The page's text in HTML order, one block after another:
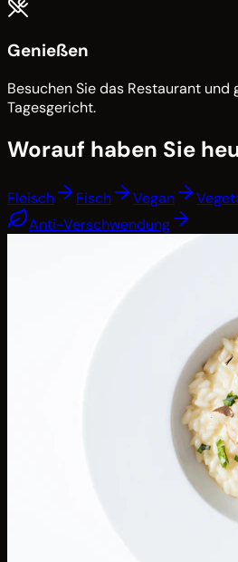
Genießen
Besuchen Sie das Restaurant und
Tagesgericht.
Worauf haben Sie
Fleisch Fisch Vegan
Anti-Verschwendung